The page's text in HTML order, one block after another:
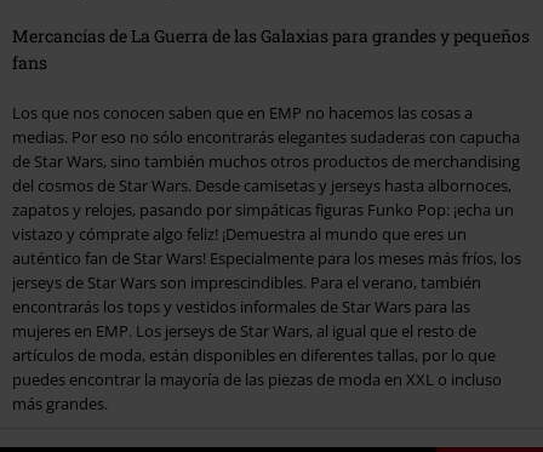
Mercancías de La Guerra de las Galaxias para grandes y pequeños
fans
Los que nos conocen saben que en EMP no hacemos las cosas a
medias. Por eso no sólo encontrarás elegantes sudaderas con capucha
de Star Wars, sino también muchos otros productos de merchandising
del cosmos de Star Wars. Desde camisetas y jerseys hasta albornoces,
zapatos y relojes, pasando por simpáticas figuras Funko Pop: ¡echa un
vistazo y cómprate algo feliz! ¡Demuestra al mundo que eres un
auténtico fan de Star Wars! Especialmente para los meses más fríos, los
jerseys de Star Wars son imprescindibles. Para el verano, también
encontrarás los tops y vestidos informales de Star Wars para las
mujeres en EMP. Los jerseys de Star Wars, al igual que el resto de
artículos de moda, están disponibles en diferentes tallas, por lo que
puedes encontrar la mayoría de las piezas de moda en XXL o incluso
más grandes.